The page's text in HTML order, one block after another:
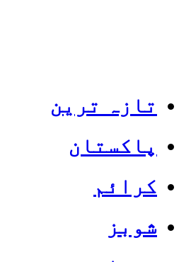
تازہ ترین
پاکستان
کرائم
شوبز
Categories
Top News